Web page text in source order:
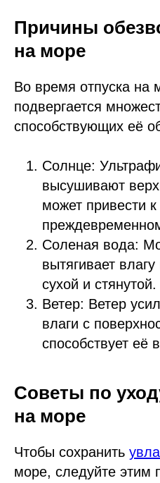
Причины
на море
Во время отпуска на
подвергается
способствующих её
Солнце:
высушивают
может привести
Соленая вода:
вытягивает
сухой и стянутой.
Ветер: Ветер
влаги с
способствует её
Советы по
на море
Чтобы сохранить
море, следуйте этим